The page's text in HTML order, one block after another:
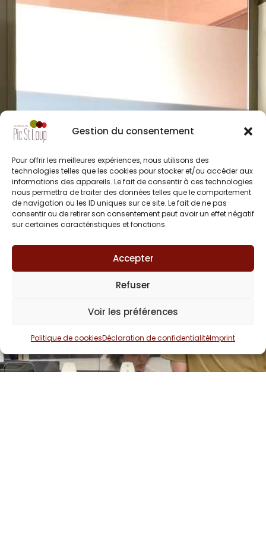
Gestion du consentement
Pour offrir les meilleures expériences, nous utilisons des
technologies telles que les cookies pour stocker et/ou accéder aux
informations des appareils. Le fait de consentir à ces technologies
nous permettra de traiter des données telles que le comportement
de navigation ou les ID uniques sur ce site. Le fait de ne pas
consentir ou de retirer son consentement peut avoir un effet négatif
sur certaines caractéristiques et fonctions.
Accepter
Refuser
Voir les préférences
Politique de cookiesDéclaration de confidentialitéImprint